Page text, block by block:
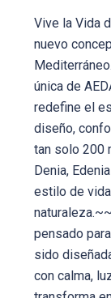
Vive la Vida
nuevo
única de
redefine el
diseño,
tan solo 200
Denia,
estilo de
pensado
sido
con calma,